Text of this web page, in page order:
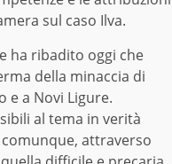
sul caso Ilva.
ha ribadito oggi che
della minaccia di
e a Novi Ligure.
al tema in verità
attraverso